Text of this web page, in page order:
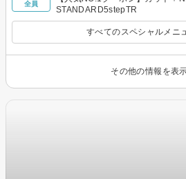
全員
STANDARD5stepTR
すべてのスペシャルメニ
その他の情報を表